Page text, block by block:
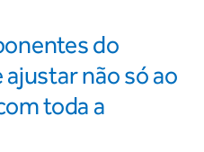
do
não só ao
toda a